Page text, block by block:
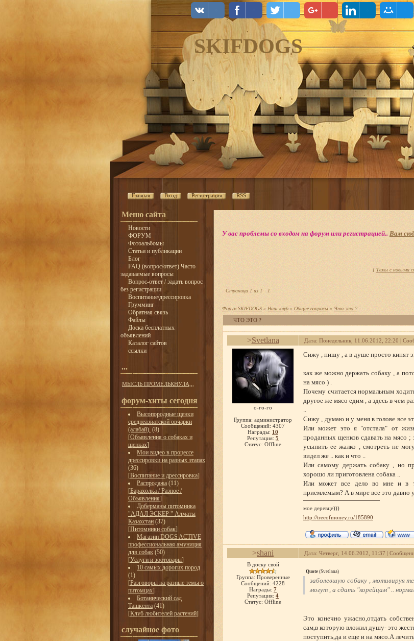
SKIFDOGS
Главная Вход Регистрация RSS
Меню сайта
Новости
ФОРУМ
Фотоальбомы
Статьи и публикации
Блог
FAQ (вопрос/ответ) Часто
задаваемые вопросы
Вопрос-ответ / задать вопрос
без регистрации
Воспитание/дрессировка
Грумминг
Обратная связь
Файлы
Доска бесплатных
объявлений
Каталог сайтов
ссылки
...
МЫСЛЬ ПРОМЕЛЬКНУЛА,,,
форум-хиты сегодня
Высопородные щенки
среднеазиатской овчарки
(алабай). (8)
[Объявления о собаках и
щенках]
Мои видео в процессе
дрессировки на разных этапах
(36)
[Воспитание и дрессировка]
Распродажа (11)
[Барахолка / Разное /
Объявления]
Доберманы питомника
"АДАЛ ЭСКЕР " Алматы
Казахстан (37)
[Питомники собак]
Магазин DOGS ACTIVE
профессиональная амуниция
для собак (50)
[Услуги и зоотовары]
10 самых дорогих пород
(1)
[Разговоры на разные темы о
питомцах]
Ботанический сад
Ташкента (41)
[Клуб любителей растений]
случайное фото
У вас проблемы со входом на форум или регистрацией.. Вам
[ Темы с новыми
Страница 1 из 1 1
Форум SKIFDOGS » Наш клуб » Общие вопросы » Что это ?
ЧТО ЭТО ?
>Svetlana Дата: Понедельник, 11.06.2012, 22:20 |
о-го-го
Группа: администратор
Сообщений: 4307
Награды: 10
Репутация: 5
Статус: Offline
Сижу , пишу , а в душе просто кипят
как же можно держать собаку , а
на мясо ) .
Почему считается нормальным
другое же мясо едим , а здесь в чем
..
Сижу , думаю и у меня в голове все
Или может это я "отстала" от
проданных щенков сдавать на мясо
усыпить ее жалко , смотреть не
видел же .. как и что ..
Или самому держать собаку , но
хорошо ли приготовлена собака ..
Или может все дело во мне и в
приемлемым? А в мире все это давно
мое деревце)))
http://treeofmoney.ru/185890
>shani Дата: Четверг, 14.06.2012, 11:37 |
В доску свой
Группа: Проверенные
Сообщений: 4228
Награды: 7
Репутация: 4
Статус: Offline
Quote (Svetlana)
заболевшую собаку , мотивируя
могут , а сдать "корейцам" ..
Это конечно ужасно,отдать
сам,в которую вложил душу- это
поступить,да и еще и на мясо.А